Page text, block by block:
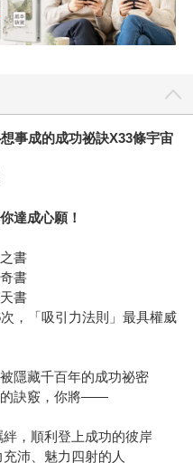
事成的成功祕訣X33條宇宙
達成心願！
書
書
書
，「吸引力法則」最具權威
隱藏千百年的成功祕密
的訣竅，你將——
，順利登上成功的彼岸
沛、魅力四射的人